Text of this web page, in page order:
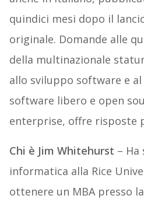
quindici mesi dopo il
originale. Domande alle
della multinazionale
allo sviluppo software e
software libero e open
enterprise, offre risposte
Chi è Jim Whitehurst –
informatica alla Rice
ottenere un MBA presso